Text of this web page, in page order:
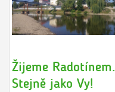
Žijeme Radotínem.
Stejně jako Vy!